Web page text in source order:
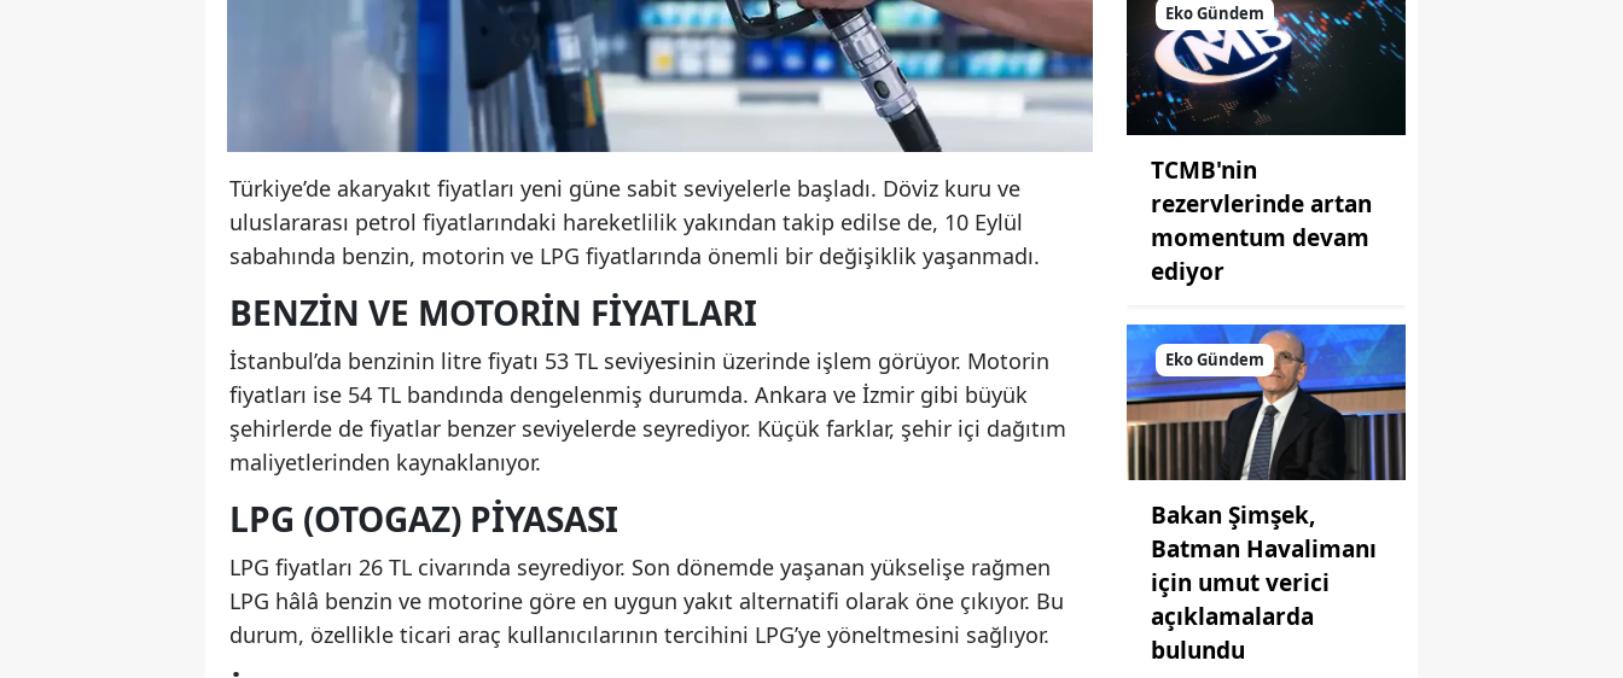
Türkiye’de akaryakıt fiyatları yeni güne sabit seviyelerle başladı. Döviz kuru ve
uluslararası petrol fiyatlarındaki hareketlilik yakından takip edilse de, 10 Eylül
sabahında benzin, motorin ve LPG fiyatlarında önemli bir değişiklik yaşanmadı.
BENZIN VE MOTORIN FIYATLARI
İstanbul’da benzinin litre fiyatı 53 TL seviyesinin üzerinde işlem görüyor. Motorin
fiyatları ise 54 TL bandında dengelenmiş durumda. Ankara ve İzmir gibi büyük
şehirlerde de fiyatlar benzer seviyelerde seyrediyor. Küçük farklar, şehir içi dağıtım
maliyetlerinden kaynaklanıyor.
LPG (OTOGAZ) PIYASASI
LPG fiyatları 26 TL civarında seyrediyor. Son dönemde yaşanan yükselişe rağmen
LPG hâlâ benzin ve motorine göre en uygun yakıt alternatifi olarak öne çıkıyor. Bu
durum, özellikle ticari araç kullanıcılarının tercihini LPG’ye yöneltmesini sağlıyor.
Eko Gündem
TCMB'nin
rezervlerinde artan
momentum devam
ediyor
Eko Gündem
Bakan Şimşek,
Batman Havalimanı
için umut verici
açıklamalarda
bulundu